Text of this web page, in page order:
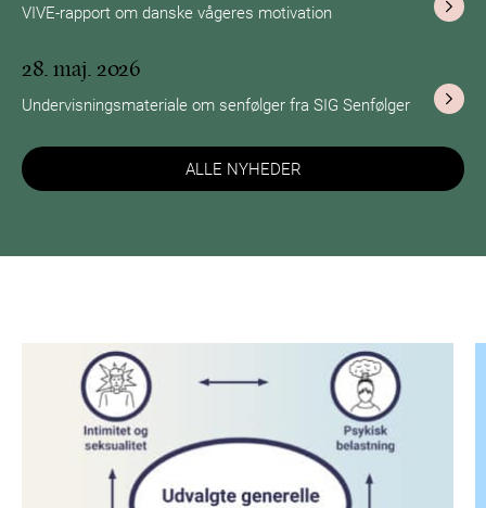
VIVE-rapport om danske vågeres motivation
28. maj. 2026
Undervisningsmateriale om senfølger fra SIG Senfølger
ALLE NYHEDER